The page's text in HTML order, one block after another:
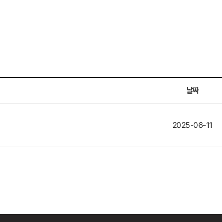
날짜
2025-06-11